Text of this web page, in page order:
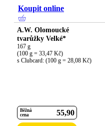
Koupit online
A.W. Olomoucké
tvarůžky Velké*
167 g
(100 g = 33,47 Kč)
s Clubcard: (100 g = 28,08 Kč)
Běžná
cena
55 90